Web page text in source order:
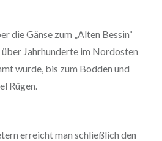
die Gänse zum „Alten Bessin“
über Jahrhunderte im Nordosten
wurde, bis zum Bodden und
Rügen.
erreicht man schließlich den